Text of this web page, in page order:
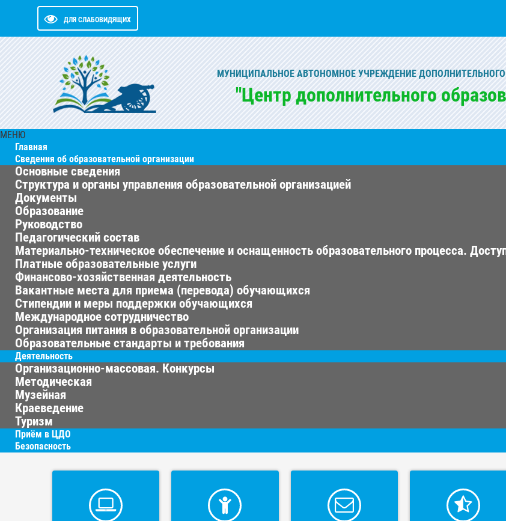
ДЛЯ СЛАБОВИДЯЩИХ
МУНИЦИПАЛЬНОЕ АВТОНОМНОЕ УЧРЕЖДЕНИЕ
"Центр дополнительного
МЕНЮ
Главная
Сведения об образовательной организации
Основные сведения
Структура и органы управления образовательной организацией
Документы
Образование
Руководство
Педагогический состав
Материально-техническое обеспечение и оснащенность образовательного процесса.
Платные образовательные услуги
Финансово-хозяйственная деятельность
Вакантные места для приема (перевода) обучающихся
Стипендии и меры поддержки обучающихся
Международное сотрудничество
Организация питания в образовательной организации
Образовательные стандарты и требования
Деятельность
Организационно-массовая. Конкурсы
Методическая
Музейная
Краеведение
Туризм
Приём в ЦДО
Безопасность